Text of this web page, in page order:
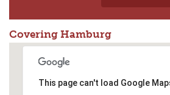
Covering Hamburg
This page can't load Google